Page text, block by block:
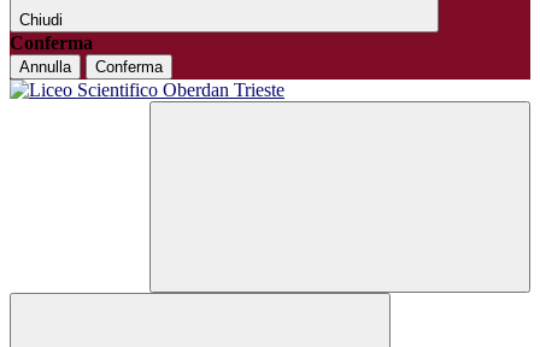
Chiudi
Conferma
Annulla Conferma